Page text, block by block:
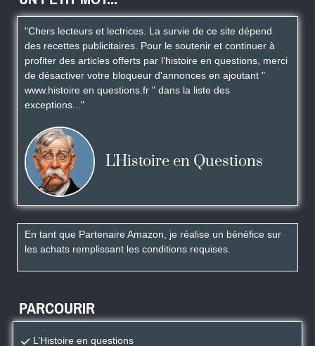
"Chers lecteurs et lectrices. La survie de ce site dépend
des recettes publicitaires. Pour le soutenir et continuer à
profiter des articles offerts par l'histoire en questions, merci
de désactiver votre bloqueur d'annonces en ajoutant "
www.histoire en questions.fr " dans la liste des
exceptions..."
L'Histoire en Questions
En tant que Partenaire Amazon, je réalise un bénéfice sur
les achats remplissant les conditions requises.
PARCOURIR
L’Histoire en questions